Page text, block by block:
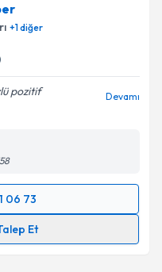
hazırlandığında e-
verilerimin belirtilen
ediyorum.
Gönder
+1diğer
pozitif
Devamı
06 73
Et